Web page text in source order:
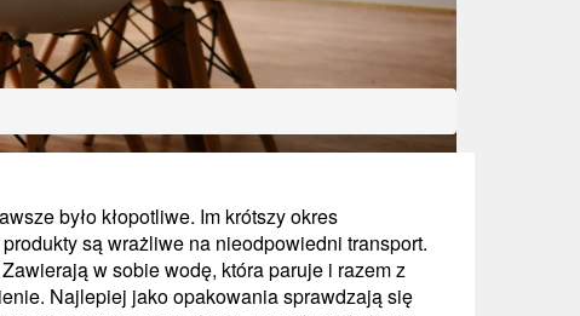
było kłopotliwe. Im krótszy okres
są wrażliwe na nieodpowiedni transport.
w sobie wodę, która paruje i razem z
Najlepiej jako opakowania sprawdzają się